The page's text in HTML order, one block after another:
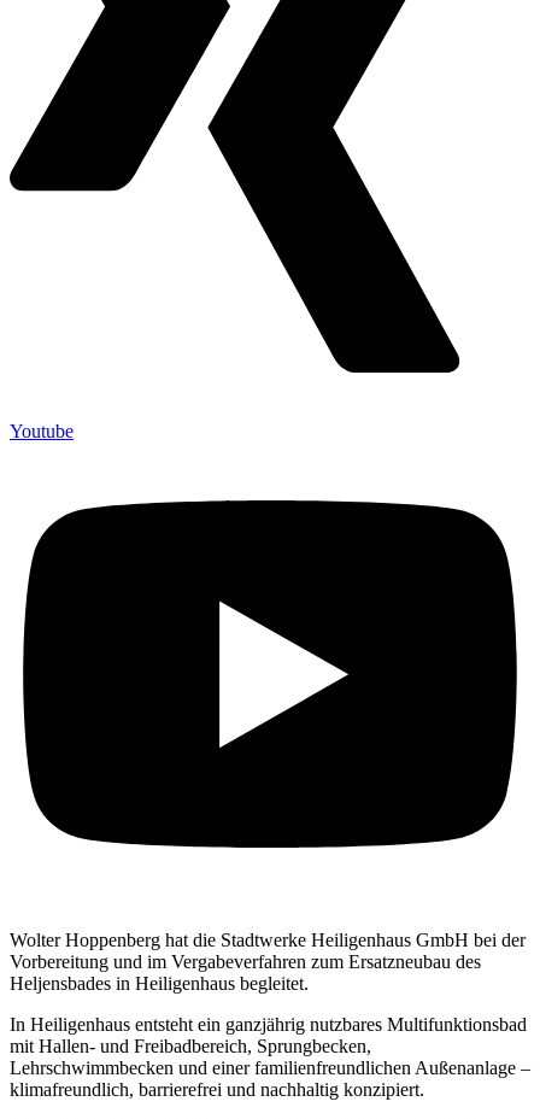
Youtube
Wolter Hoppenberg hat die Stadtwerke Heiligenhaus GmbH bei der
Vorbereitung und im Vergabeverfahren zum Ersatzneubau des
Heljensbades in Heiligenhaus begleitet.
In Heiligenhaus entsteht ein ganzjährig nutzbares Multifunktionsbad
mit Hallen- und Freibadbereich, Sprungbecken,
Lehrschwimmbecken und einer familienfreundlichen Außenanlage –
klimafreundlich, barrierefrei und nachhaltig konzipiert.